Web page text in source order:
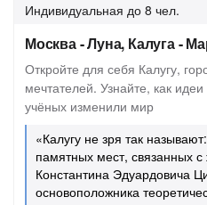
Индивидуальная до 8 чел.
Москва - Луна, Калуга -
Откройте для себя Калугу,
мечтателей. Узнайте, как
учёных изменили мир
«Калугу не зря так
памятных мест, связанных
Константина Эдуардовича
основоположника